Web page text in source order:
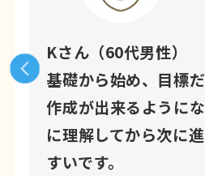
Kさん（60代男性）
基礎から始め、目標
作成が出来るように
に理解してから次に
すいです。